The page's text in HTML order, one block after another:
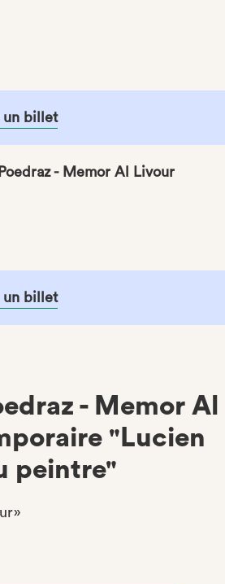
un billet
- Memor Al Livour
un billet
- Memor Al
"Lucien
peintre"